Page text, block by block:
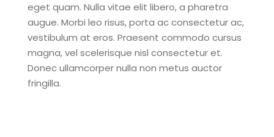
eget quam. Nulla vitae elit libero, a pharetra
augue. Morbi leo risus, porta ac consectetur ac,
vestibulum at eros. Praesent commodo cursus
magna, vel scelerisque nisl consectetur et.
Donec ullamcorper nulla non metus auctor
fringilla.